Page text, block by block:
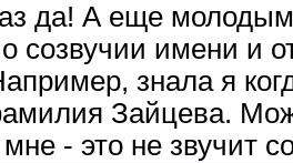
да! А еще
созвучии имени и
знала я
Зайцева.
- это не звучит